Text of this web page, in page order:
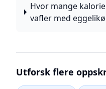
Hvor mange
vafler med
Utforsk flere